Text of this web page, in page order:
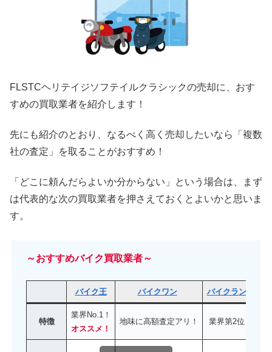
FLSTCヘリテイジソフテイルクラシックの売却に、おす
すめの買取業者を紹介します！
先にも紹介のとおり、なるべく高く売却したいなら「複数
社の査定」を取ることがおすすめ！
「どこに頼んだらよいか分からない」という場合は、まず
は代表的な次の買取業者を押さえておくとよいかと思いま
す。
～おすすめバイク買取業者～
バイク王 バイクワン バイクランド
特徴
業界No.1！
オススメ！
地味に高額査定アリ！ 業界第2位！